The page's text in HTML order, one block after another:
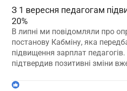
З 1 вересня педагогам
20%
В липні ми повідомляли про
постанову Кабміну, яка
підвищення зарплат педагогів.
підтвердив позитивні зміни
1